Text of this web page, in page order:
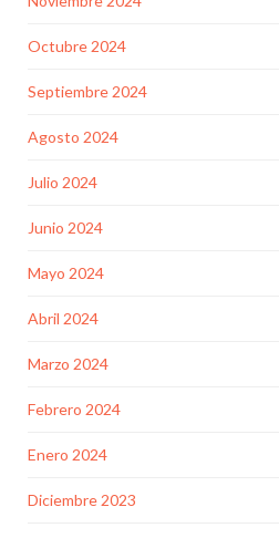
Octubre 2024
Septiembre 2024
Agosto 2024
Julio 2024
Junio 2024
Mayo 2024
Abril 2024
Marzo 2024
Febrero 2024
Enero 2024
Diciembre 2023